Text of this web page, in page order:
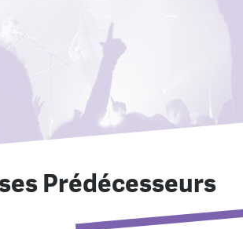
Prédécesseurs